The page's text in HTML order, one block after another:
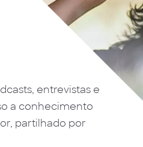
entrevistas e
a conhecimento
partilhado por